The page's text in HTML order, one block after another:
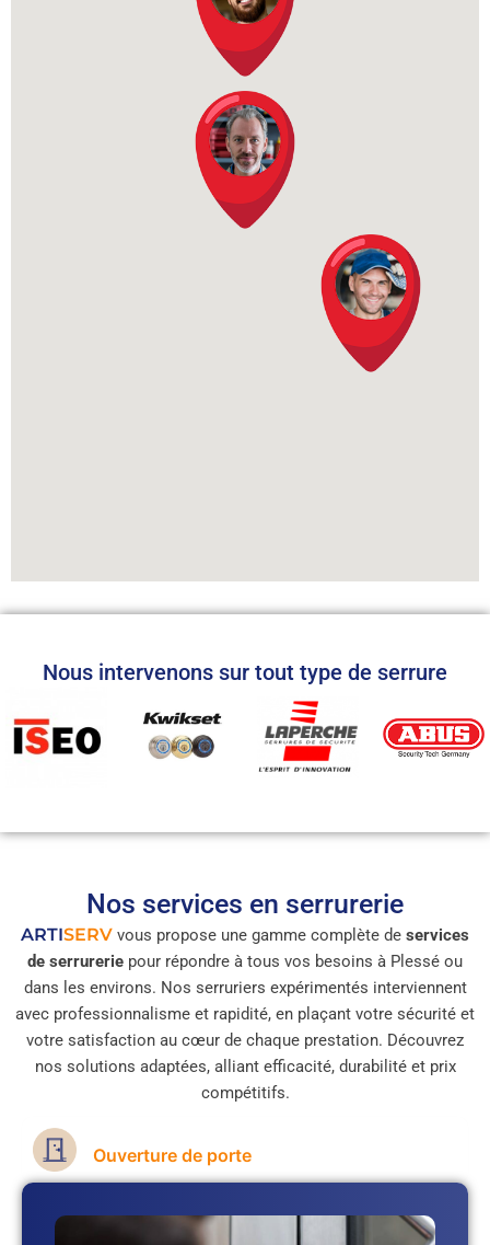
Nous intervenons sur tout type de serrure
Nos services en serrurerie
ARTISERV vous propose une gamme complète de services
de serrurerie pour répondre à tous vos besoins à Plessé ou
dans les environs. Nos serruriers expérimentés interviennent
avec professionnalisme et rapidité, en plaçant votre sécurité et
votre satisfaction au cœur de chaque prestation. Découvrez
nos solutions adaptées, alliant efficacité, durabilité et prix
compétitifs.
Ouverture de porte